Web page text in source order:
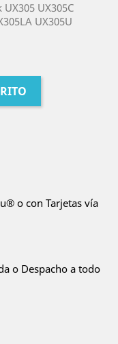
UX305C
UX305U
o con Tarjetas vía
o Despacho a todo